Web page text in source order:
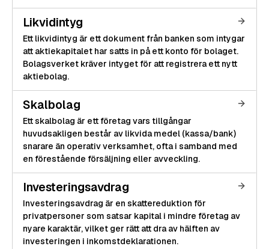
Likvidintyg
Ett likvidintyg är ett dokument från banken som intygar
att aktiekapitalet har satts in på ett konto för bolaget.
Bolagsverket kräver intyget för att registrera ett nytt
aktiebolag.
Skalbolag
Ett skalbolag är ett företag vars tillgångar
huvudsakligen består av likvida medel (kassa/bank)
snarare än operativ verksamhet, ofta i samband med
en förestående försäljning eller avveckling.
Investeringsavdrag
Investeringsavdrag är en skattereduktion för
privatpersoner som satsar kapital i mindre företag av
nyare karaktär, vilket ger rätt att dra av hälften av
investeringen i inkomstdeklarationen.